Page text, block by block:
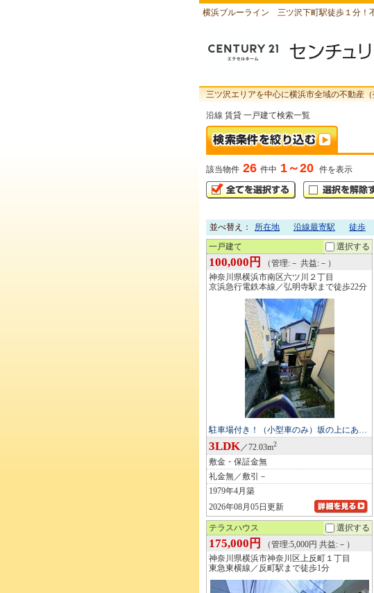
横浜ブルーライン 三ツ沢下町駅徒歩１分！
三ツ沢エリアを中心に横浜市全域の不動産
沿線 賃貸 一戸建て検索一覧
該当物件 26 件中 1～20 件を表示
並べ替え：
所在地 沿線最寄駅 徒歩
一戸建て 選択する
100,000円
（管理:－ 共益:－）
神奈川県横浜市南区六ツ川２丁目
京浜急行電鉄本線／弘明寺駅まで徒歩22分
駐車場付き！（小型車のみ）坂の上にあ…
3LDK／72.03m2
敷金・保証金無
礼金無／敷引－
1979年4月築
2026年08月05日更新
テラスハウス 選択する
175,000円
（管理:5,000円 共益:－）
神奈川県横浜市神奈川区上反町１丁目
東急東横線／反町駅まで徒歩1分